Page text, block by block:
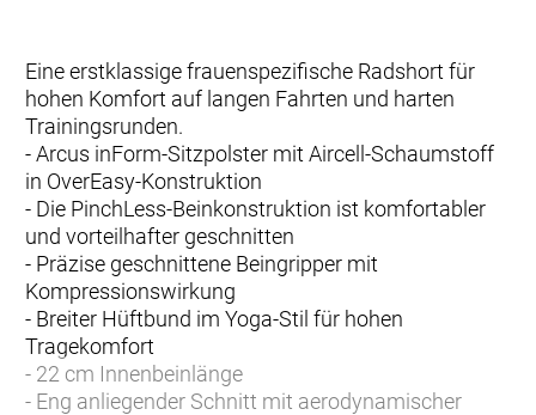
Eine erstklassige frauenspezifische Radshort für
hohen Komfort auf langen Fahrten und harten
Trainingsrunden.
- Arcus inForm-Sitzpolster mit Aircell-Schaumstoff
in OverEasy-Konstruktion
- Die PinchLess-Beinkonstruktion ist komfortabler
und vorteilhafter geschnitten
- Präzise geschnittene Beingripper mit
Kompressionswirkung
- Breiter Hüftbund im Yoga-Stil für hohen
Tragekomfort
- 22 cm Innenbeinlänge
- Eng anliegender Schnitt mit aerodynamischer